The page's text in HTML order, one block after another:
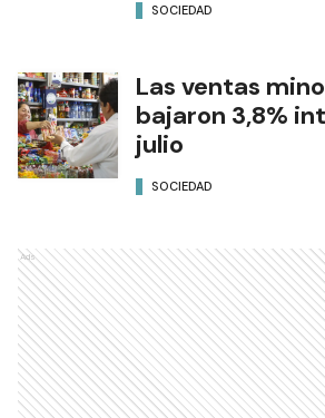
SOCIEDAD
Las ventas
bajaron 3,8%
julio
SOCIEDAD
Ads